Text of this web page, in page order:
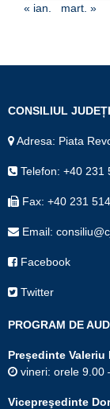
« ian.
mart. »
CONSILIUL
Adresa: Piata
Telefon: +40 231
Fax: +40 231
Email:
Facebook
Twitter
PROGRAM DE
Președinte Valeriu
vineri: orele 9.00
Vicepreşedinte